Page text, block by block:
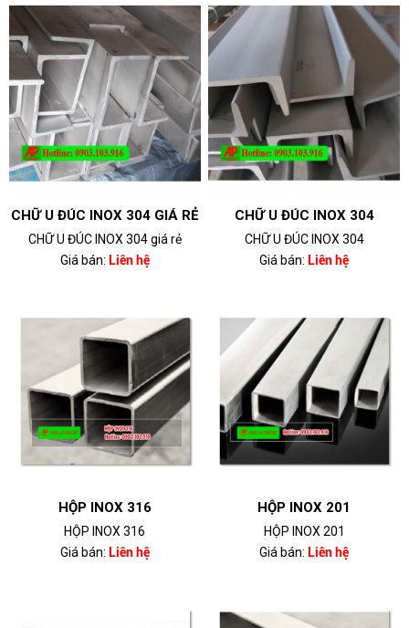
CHỮ U ĐÚC INOX 304 GIÁ RẺ
CHỮ U ĐÚC INOX 304 giá rẻ
Giá bán: Liên hệ
CHỮ U ĐÚC INOX 304
CHỮ U ĐÚC INOX 304
Giá bán: Liên hệ
HỘP INOX 316
HỘP INOX 316
Giá bán: Liên hệ
HỘP INOX 201
HỘP INOX 201
Giá bán: Liên hệ